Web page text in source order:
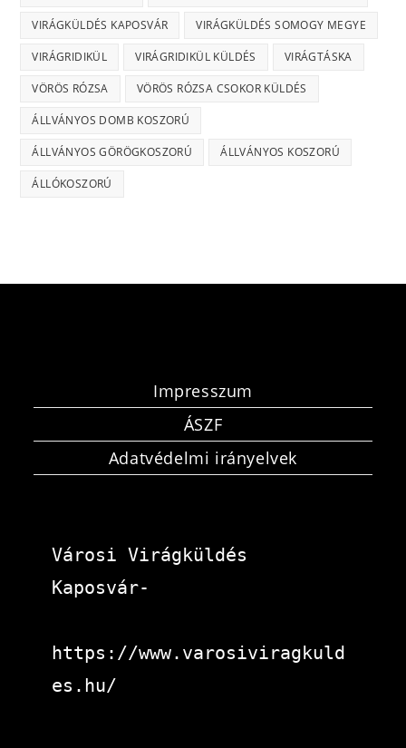
VIRÁGKÜLDÉS KAPOSVÁR VIRÁGKÜLDÉS SOMOGY MEGYE
VIRÁGRIDIKÜL VIRÁGRIDIKÜL KÜLDÉS VIRÁGTÁSKA
VÖRÖS RÓZSA VÖRÖS RÓZSA CSOKOR KÜLDÉS
ÁLLVÁNYOS DOMB KOSZORÚ
ÁLLVÁNYOS GÖRÖGKOSZORÚ ÁLLVÁNYOS KOSZORÚ
ÁLLÓKOSZORÚ
Impresszum
ÁSZF
Adatvédelmi irányelvek
Városi Virágküldés
Kaposvár-
https://www.varosiviragkuld
es.hu/